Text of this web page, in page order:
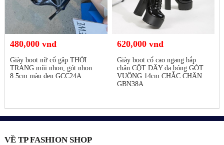
480,000 vnđ
Giày boot nữ cổ gập THỜI
TRANG mũi nhọn, gót nhọn
8.5cm màu đen GCC24A
620,000 vnđ
Giày boot cổ cao ngang bắp
chân CỘT DÂY da bóng GÓT
VUÔNG 14cm CHẮC CHÂN
GBN38A
VỀ TP FASHION SHOP